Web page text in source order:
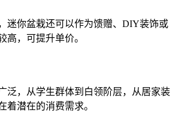
迷你盆栽还可以作为馈赠、DIY装饰或
高，可提升单价。
泛，从学生群体到白领阶层，从居家装
着潜在的消费需求。